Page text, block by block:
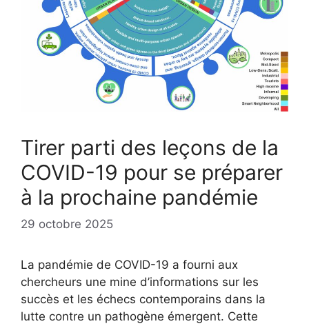
Tirer parti des leçons de la
COVID-19 pour se préparer
à la prochaine pandémie
29 octobre 2025
La pandémie de COVID-19 a fourni aux
chercheurs une mine d’informations sur les
succès et les échecs contemporains dans la
lutte contre un pathogène émergent. Cette